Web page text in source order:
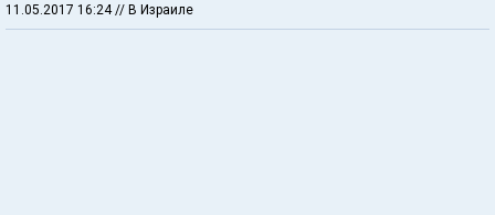
11.05.2017 16:24// В Израиле